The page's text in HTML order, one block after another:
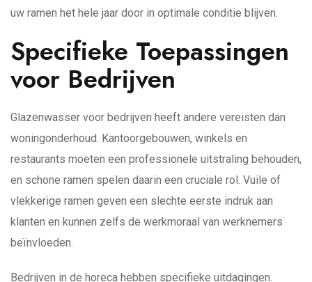
uw ramen het hele jaar door in optimale conditie blijven.
Specifieke Toepassingen
voor Bedrijven
Glazenwasser voor bedrijven heeft andere vereisten dan
woningonderhoud. Kantoorgebouwen, winkels en
restaurants moeten een professionele uitstraling behouden,
en schone ramen spelen daarin een cruciale rol. Vuile of
vlekkerige ramen geven een slechte eerste indruk aan
klanten en kunnen zelfs de werkmoraal van werknemers
beïnvloeden.
Bedrijven in de horeca hebben specifieke uitdagingen.